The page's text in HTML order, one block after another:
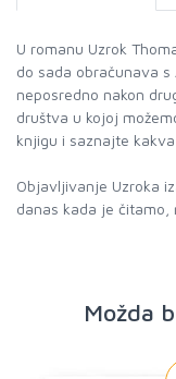
U romanu Uzrok
do sada obračunava
neposredno nakon
društva u kojoj
knjigu i saznajte
Objavljivanje Uzroka
danas kada je čitamo,
Možda